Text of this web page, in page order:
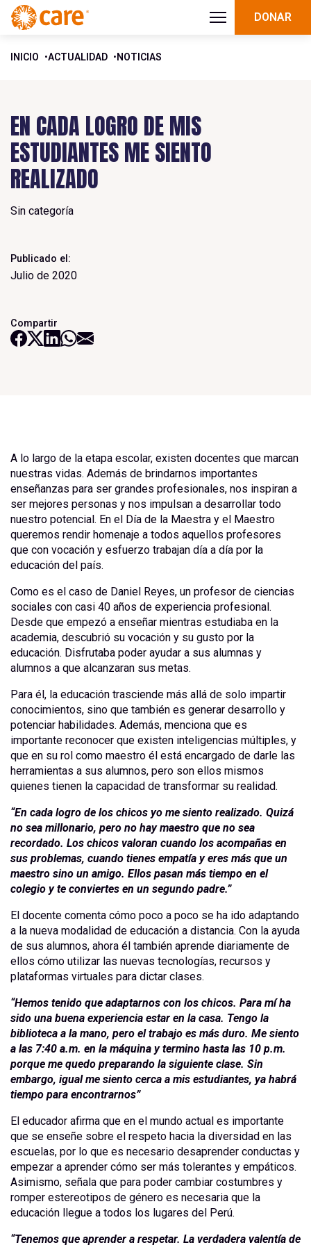
DONAR
INICIO ACTUALIDAD NOTICIAS
EN CADA LOGRO DE MIS
ESTUDIANTES ME SIENTO
REALIZADO
Sin categoría
Publicado el:
Julio de 2020
Compartir
A lo largo de la etapa escolar, existen docentes que marcan
nuestras vidas. Además de brindarnos importantes
enseñanzas para ser grandes profesionales, nos inspiran a
ser mejores personas y nos impulsan a desarrollar todo
nuestro potencial. En el Día de la Maestra y el Maestro
queremos rendir homenaje a todos aquellos profesores
que con vocación y esfuerzo trabajan día a día por la
educación del país.
Como es el caso de Daniel Reyes, un profesor de ciencias
sociales con casi 40 años de experiencia profesional.
Desde que empezó a enseñar mientras estudiaba en la
academia, descubrió su vocación y su gusto por la
educación. Disfrutaba poder ayudar a sus alumnas y
alumnos a que alcanzaran sus metas.
Para él, la educación trasciende más allá de solo impartir
conocimientos, sino que también es generar desarrollo y
potenciar habilidades. Además, menciona que es
importante reconocer que existen inteligencias múltiples, y
que en su rol como maestro él está encargado de darle las
herramientas a sus alumnos, pero son ellos mismos
quienes tienen la capacidad de transformar su realidad.
“En cada logro de los chicos yo me siento realizado. Quizá
no sea millonario, pero no hay maestro que no sea
recordado. Los chicos valoran cuando los acompañas en
sus problemas, cuando tienes empatía y eres más que un
maestro sino un amigo. Ellos pasan más tiempo en el
colegio y te conviertes en un segundo padre.”
El docente comenta cómo poco a poco se ha ido adaptando
a la nueva modalidad de educación a distancia. Con la ayuda
de sus alumnos, ahora él también aprende diariamente de
ellos cómo utilizar las nuevas tecnologías, recursos y
plataformas virtuales para dictar clases.
“Hemos tenido que adaptarnos con los chicos. Para mí ha
sido una buena experiencia estar en la casa. Tengo la
biblioteca a la mano, pero el trabajo es más duro. Me siento
a las 7:40 a.m. en la máquina y termino hasta las 10 p.m.
porque me quedo preparando la siguiente clase. Sin
embargo, igual me siento cerca a mis estudiantes, ya habrá
tiempo para encontrarnos”
El educador afirma que en el mundo actual es importante
que se enseñe sobre el respeto hacia la diversidad en las
escuelas, por lo que es necesario desaprender conductas y
empezar a aprender cómo ser más tolerantes y empáticos.
Asimismo, señala que para poder cambiar costumbres y
romper estereotipos de género es necesaria que la
educación llegue a todos los lugares del Perú.
“Tenemos que aprender a respetar. La verdadera valentía de